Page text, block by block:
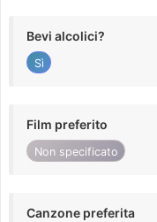
Bevi alcolici?
Sì
Film preferito
Non specificato
Canzone preferita